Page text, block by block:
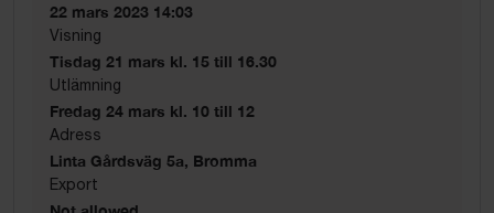
22 mars 2023 14:03
Visning
Tisdag 21 mars kl. 15 till 16.30
Utlämning
Fredag 24 mars kl. 10 till 12
Adress
Linta Gårdsväg 5a, Bromma
Export